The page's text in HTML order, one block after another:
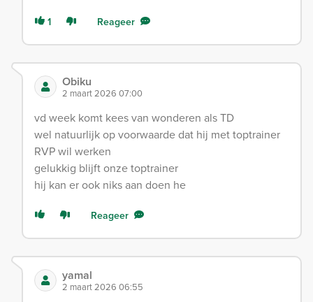
1 Reageer
Obiku
2 maart 2026 07:00
vd week komt kees van wonderen als TD
wel natuurlijk op voorwaarde dat hij met toptrainer
RVP wil werken
gelukkig blijft onze toptrainer
hij kan er ook niks aan doen he
Reageer
yamal
2 maart 2026 06:55